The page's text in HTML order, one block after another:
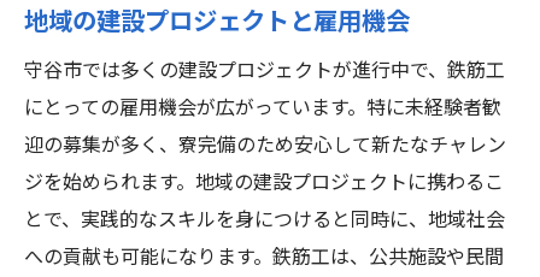
地域の建設プロジェクトと雇用機会
守谷市では多くの建設プロジェクトが進行中で、鉄筋工
にとっての雇用機会が広がっています。特に未経験者歓
迎の募集が多く、寮完備のため安心して新たなチャレン
ジを始められます。地域の建設プロジェクトに携わるこ
とで、実践的なスキルを身につけると同時に、地域社会
への貢献も可能になります。鉄筋工は、公共施設や民間